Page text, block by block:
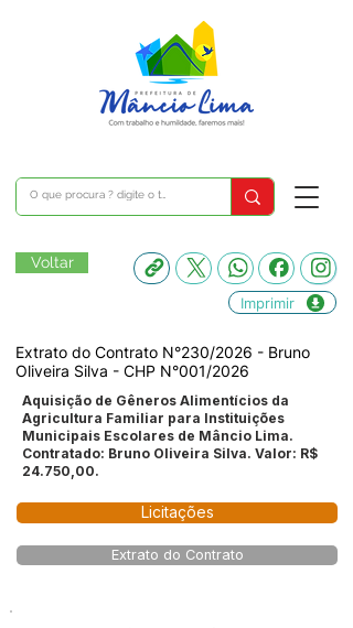
Voltar
Imprimir
Extrato do Contrato N°230/2026 - Bruno
Oliveira Silva - CHP N°001/2026
Aquisição de Gêneros Alimentícios da
Agricultura Familiar para Instituições
Municipais Escolares de Mâncio Lima.
Contratado: Bruno Oliveira Silva. Valor: R$
24.750,00.
Licitações
Extrato do Contrato